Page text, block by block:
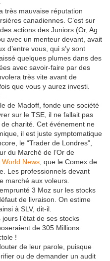
très mauvaise réputation
canadiennes. C’est sur
actions des Juniors (Or, Ag
avec un menteur devant, avait
d’entre vous, qui s’y sont
quelques plumes dans des
avec savoir-faire par des
très vite avant de
que vous y aurez investi.
de Madoff, fonde une société
sur le TSE, il ne fallait pas
de charité. Cet événement ne
il est juste symptomatique
le “Trader de Londres”,
du Marché de l’Or de
World News, que le Comex de
Les professionnels devant
marché aux voleurs.
3 Moz sur les stocks
de livraison. On estime
à SLV, dit-il.
l’état de ses stocks
de 305 Millions
!
de leur parole, puisque
ou de demander un audit